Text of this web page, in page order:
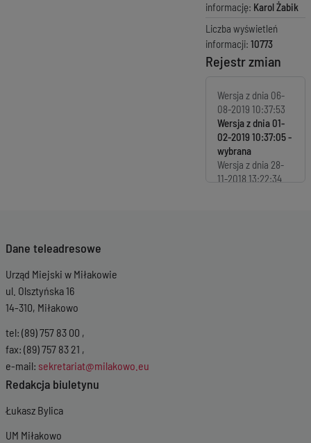
informację: Karol Żabik
Liczba wyświetleń
informacji: 10773
Rejestr zmian
Wersja z dnia 06-
08-2019 10:37:53
Wersja z dnia 01-
02-2019 10:37:05
Wersja z dnia 28-
11-2018 13:22:34
Dane teleadresowe
Urząd Miejski w Miłakowie
ul. Olsztyńska 16
14-310, Miłakowo
tel: (89) 757 83 00 ,
fax: (89) 757 83 21 ,
e-mail: sekretariat@milakowo.eu
Redakcja biuletynu
Łukasz Bylica
UM Miłakowo